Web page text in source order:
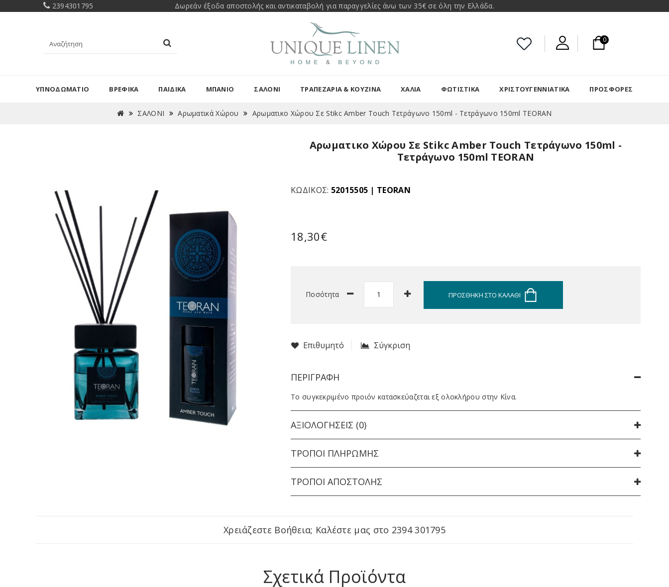
2394301795 Δωρεάν έξοδα αποστολής και αντικαταβολή για παραγγελίες άνω των 35€ σε όλη την Ελλάδα.
0
ΥΠΝΟΔΩΜΑΤΙΟ ΒΡΕΦΙΚΑ ΠΑΙΔΙΚΑ ΜΠΑΝΙΟ ΣΑΛΟΝΙ ΤΡΑΠΕΖΑΡΊΑ & ΚΟΥΖΊΝΑ ΧΑΛΙΑ ΦΩΤΙΣΤΙΚΑ ΧΡΙΣΤΟΥΓΕΝΝΙΆΤΙΚΑ ΠΡΟΣΦΟΡΈΣ
ΣΑΛΟΝΙ Αρωματικά Χώρου Αρωματικο Xώρου Σε Stikc Amber Touch Τετράγωνο 150ml - Τετράγωνο 150ml TEORAN
Αρωματικο Xώρου Σε Stikc Amber Touch Τετράγωνο 150ml -
Τετράγωνο 150ml TEORAN
ΚΩΔΙΚΌΣ: 52015505 | TEORAN
18,30€
Ποσότητα ΠΡΟΣΘΉΚΗ ΣΤΟ ΚΑΛΆΘΙ
Επιθυμητό Σύγκριση
ΠΕΡΙΓΡΑΦΉ
Το συγκεκριμένο προιόν κατασκεύαζεται εξ ολοκλήρου στην Κίνα.
ΑΞΙΟΛΟΓΉΣΕΙΣ (0)
ΤΡΌΠΟΙ ΠΛΗΡΩΜΉΣ
ΤΡΌΠΟΙ ΑΠΟΣΤΟΛΉΣ
Χρειάζεστε Βοήθεια; Καλέστε μας στο 2394 301795
Σχετικά Προϊόντα